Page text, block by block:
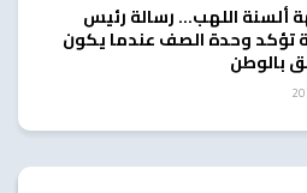
ألسنة اللهب… رسالة رئيس
تؤكد وحدة الصف عندما يكون
بالوطن